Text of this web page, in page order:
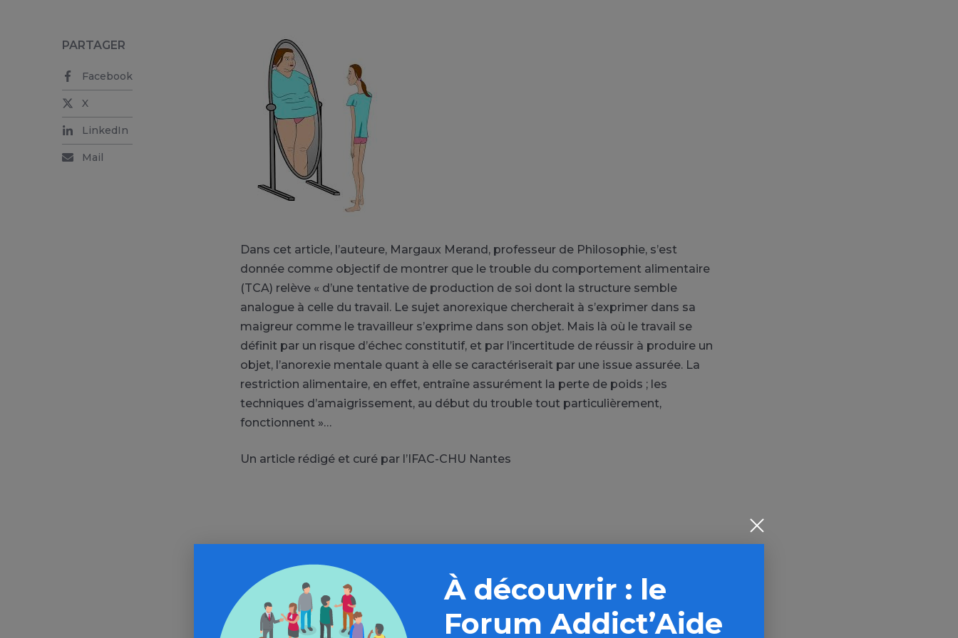
Dans cet article, l’auteure, Margaux Merand, professeur de Philosophie, s’est
donnée comme objectif de montrer que le trouble du comportement alimentaire
(TCA) relève « d’une tentative de production de soi dont la structure semble
analogue à celle du travail. Le sujet anorexique chercherait à s’exprimer dans sa
maigreur comme le travailleur s’exprime dans son objet. Mais là où le travail se
définit par un risque d’échec constitutif, et par l’incertitude de réussir à produire un
objet, l’anorexie mentale quant à elle se caractériserait par une issue assurée. La
restriction alimentaire, en effet, entraîne assurément la perte de poids ; les
techniques d’amaigrissement, au début du trouble tout particulièrement,
fonctionnent »…
Un article rédigé et curé par l’IFAC-CHU Nantes
PARTAGER
Facebook
X
LinkedIn
Mail
Source de l'article : IFAC-CHU Nantes
» en savoir plusÀ découvrir : le
Forum Addict’Aide